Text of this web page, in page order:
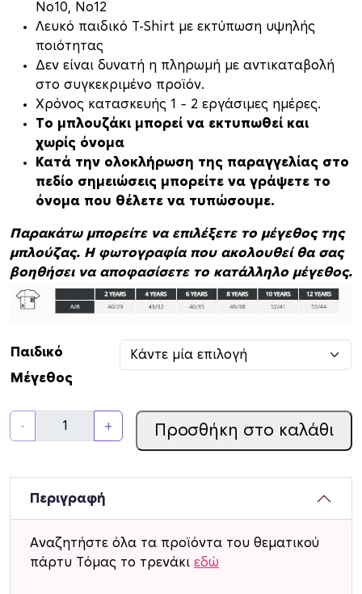
Νο10, Νο12
Λευκό παιδικό T-Shirt με εκτύπωση υψηλής
ποιότητας
Δεν είναι δυνατή η πληρωμή με αντικαταβολή
στο συγκεκριμένο προϊόν.
Xρόνος κατασκευής 1 – 2 εργάσιμες ημέρες.
Το μπλουζάκι μπορεί να εκτυπωθεί και
χωρίς όνομα
Κατά την ολοκλήρωση της παραγγελίας στο
πεδίο σημειώσεις μπορείτε να γράψετε το
όνομα που θέλετε να τυπώσουμε.
Παρακάτω μπορείτε να επιλέξετε το μέγεθος της
μπλούζας. Η φωτογραφία που ακολουθεί θα σας
βοηθήσει να αποφασίσετε το κατάλληλο μέγεθος.
Παιδικό
Μέγεθος
-
α
δ
κ
+ Προσθήκη στο καλάθι
Περιγραφή
Αναζητήστε όλα τα προϊόντα του θεματικού
πάρτυ Τόμας το τρενάκι εδώ